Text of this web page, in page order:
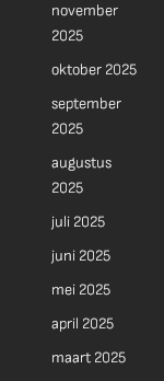
november
2025
oktober 2025
september
2025
augustus
2025
juli 2025
juni 2025
mei 2025
april 2025
maart 2025